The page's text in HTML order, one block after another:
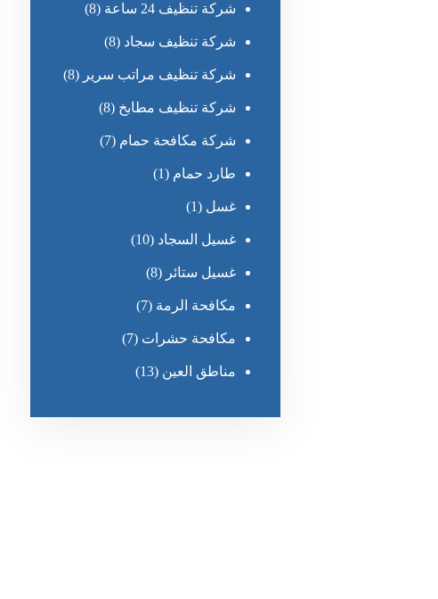
شركة تنظيف 24 ساعة (8)
شركة تنظيف سجاد (8)
شركة تنظيف مراتب سرير (8)
شركة تنظيف مطابخ (8)
شركة مكافحة حمام (7)
طارد حمام (1)
غسل (1)
غسيل السجاد (10)
غسيل ستائر (8)
مكافحة الرمة (7)
مكافحة حشرات (7)
مناطق العين (13)